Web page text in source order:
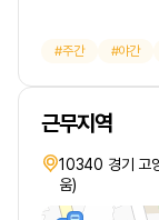
주간 야간
근무지역
10340 경기 고
움)